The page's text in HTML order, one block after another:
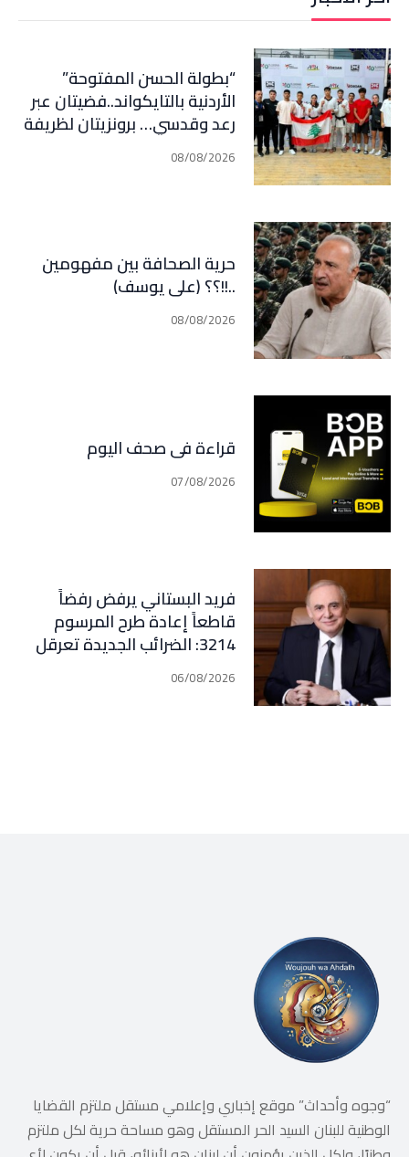
“بطولة الحسن المفتوحة”
الأردنية بالتايكواند..فضيتان عبر
رعد وقدسي… برونزيتان لظريفة
وأبي هيلا
08/08/2026
حرية الصحافة بين مفهومين
..!!؟؟ (علي يوسف)
08/08/2026
قراءة في صحف اليوم
07/08/2026
فريد البستاني يرفض رفضاً
قاطعاً إعادة طرح المرسوم
3214: الضرائب الجديدة تعرقل
التعافي الاقتصادي وتناقض
مبدأ الشراكة
06/08/2026
“وجوه وأحداث” موقع إخباري وإعلامي مستقل ملتزم القضايا
الوطنية للبنان السيد الحر المستقل وهو مساحة حرية لكل ملتزم